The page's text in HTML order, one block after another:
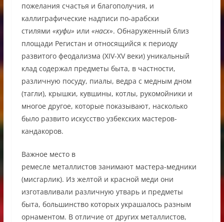
пожелания счастья и благополучия, и
каллиграфические надписи по-арабски
стилями «куфи» или «насх». Обнаруженный близ
площади Регистан и относящийся к периоду
развитого феодализма (XIV-XV веки) уникальный
клад содержал предметы быта, в частности,
различную посуду, пиалы, ведра с медным дном
(тагли), крышки, кувшины, котлы, рукомойники и
многое другое, которые показывают, насколько
было развито искусство узбекских мастеров-
кандакоров.
Важное место в
ремесле металлистов занимают мастера-медники
(мисгарлик). Из желтой и красной меди они
изготавливали различную утварь и предметы
быта, большинство которых украшалось разным
орнаментом. В отличие от других металлистов,